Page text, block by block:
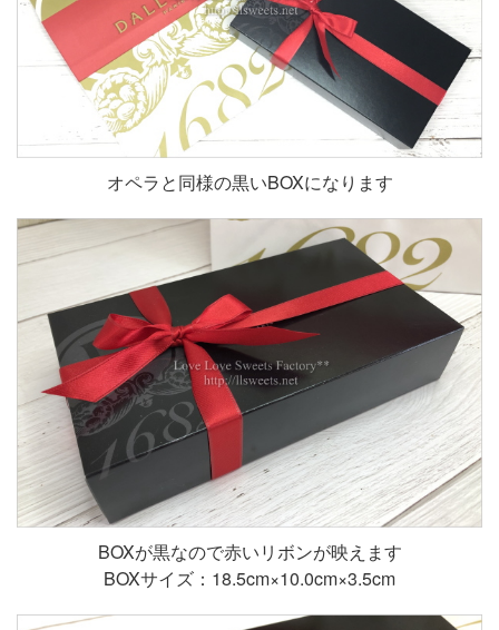
オペラと同様の黒いBOXになります
BOXが黒なので赤いリボンが映えます
BOXサイズ：18.5cm×10.0cm×3.5cm